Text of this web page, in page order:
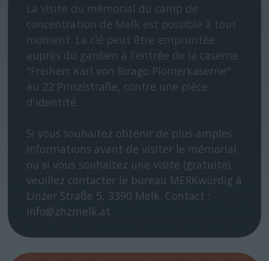
La visite du mémorial du camp de
concentration de Melk est possible à tout
moment. La clé peut être empruntée
auprès du gardien à l'entrée de la caserne
"Freiherr Karl von Birago Pionierkaserne"
au 22 Prinzlstraße, contre une pièce
d'identité.
Si vous souhaitez obtenir de plus amples
informations avant de visiter le mémorial
ou si vous souhaitez une visite (gratuite),
veuillez contacter le bureau MERKwürdig à
Linzer Straße 5, 3390 Melk. Contact :
info@zhzmelk.at